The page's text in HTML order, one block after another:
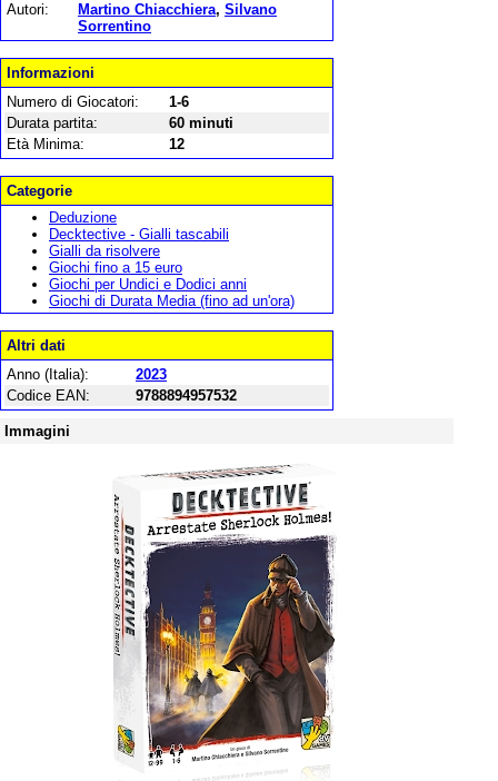
Autori:
Martino Chiacchiera, Silvano
Sorrentino
Informazioni
Numero di Giocatori:
1-6
Durata partita:
60 minuti
Età Minima:
12
Categorie
Deduzione
Decktective - Gialli tascabili
Gialli da risolvere
Giochi fino a 15 euro
Giochi per Undici e Dodici anni
Giochi di Durata Media (fino ad un'ora)
Altri dati
Anno (Italia):
2023
Codice EAN:
9788894957532
Immagini